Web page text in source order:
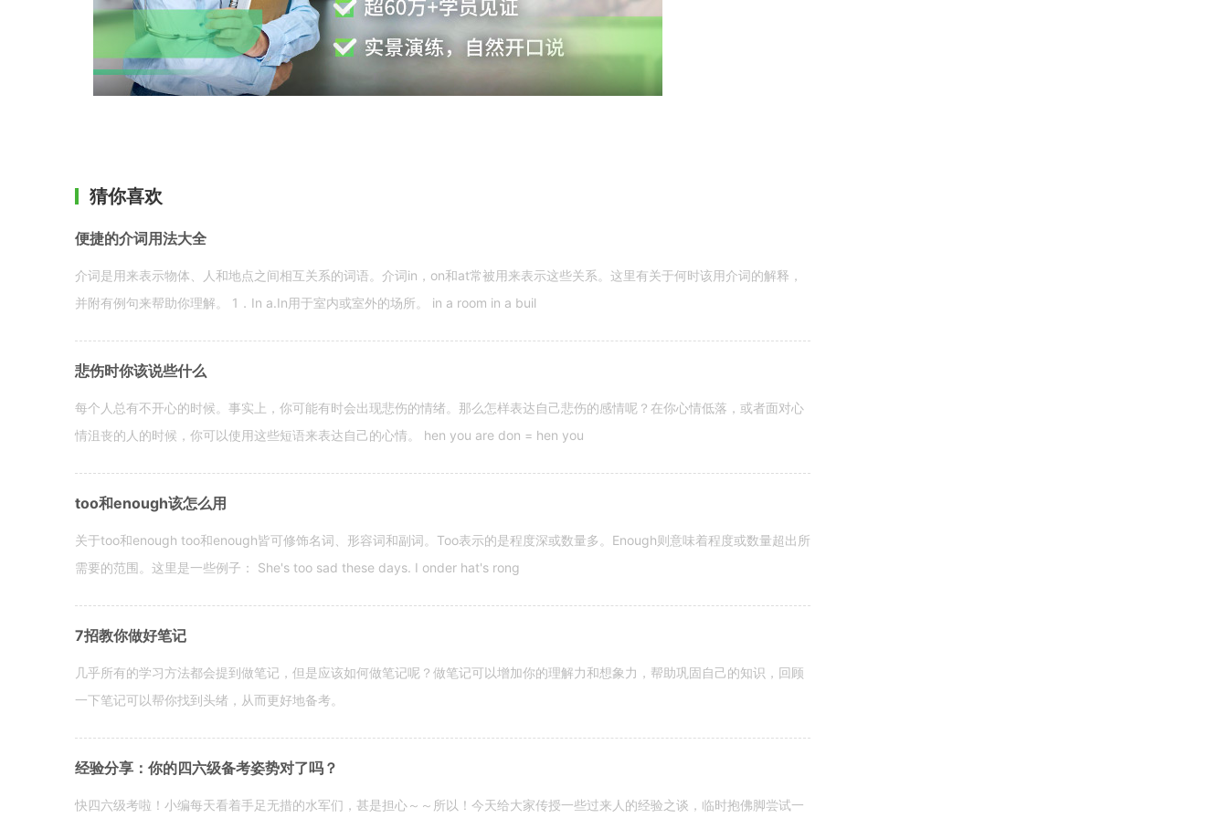
猜你喜欢
便捷的介词用法大全
介词是用来表示物体、人和地点之间相互关系的词语。介词in，on和at常被用来表示这些关系。这里有关于何时该用介词的解释，
并附有例句来帮助你理解。 1．In a.In用于室内或室外的场所。 in a room in a buil
悲伤时你该说些什么
每个人总有不开心的时候。事实上，你可能有时会出现悲伤的情绪。那么怎样表达自己悲伤的感情呢？在你心情低落，或者面对心
情沮丧的人的时候，你可以使用这些短语来表达自己的心情。 hen you are don = hen you
too和enough该怎么用
关于too和enough too和enough皆可修饰名词、形容词和副词。Too表示的是程度深或数量多。Enough则意味着程度或数量超出所
需要的范围。这里是一些例子： She's too sad these days. I onder hat's rong
7招教你做好笔记
几乎所有的学习方法都会提到做笔记，但是应该如何做笔记呢？做笔记可以增加你的理解力和想象力，帮助巩固自己的知识，回顾
一下笔记可以帮你找到头绪，从而更好地备考。
经验分享：你的四六级备考姿势对了吗？
快四六级考啦！小编每天看着手足无措的水军们，甚是担心～～所以！今天给大家传授一些过来人的经验之谈，临时抱佛脚尝试一